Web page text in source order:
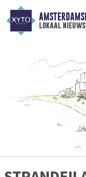
lokaal